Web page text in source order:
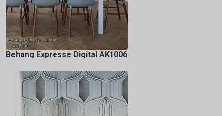
Behang Expresse Digital AK1006